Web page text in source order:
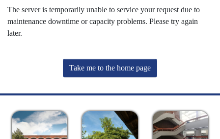
The server is temporarily unable to service your request due to
maintenance downtime or capacity problems. Please try again
later.
Take me to the home page